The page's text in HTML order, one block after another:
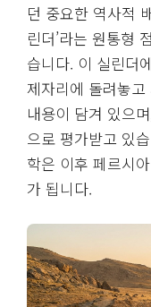
던 중요한 역사적
린더’라는 원통형
습니다. 이 실린더
제자리에 돌려놓
내용이 담겨 있으
으로 평가받고 있
학은 이후 페르시
가 됩니다.